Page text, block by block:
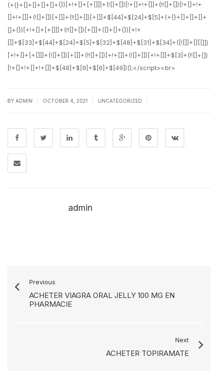
BY ADMIN OCTOBER 4, 2021 UNCATEGORIZED
admin
Previous
ACHETER VIAGRA ORAL JELLY 100 MG EN
PHARMACIE
Next
ACHETER TOPIRAMATE